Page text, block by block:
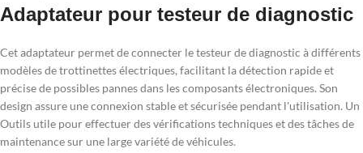
Adaptateur pour testeur de diagnostic
Cet adaptateur permet de connecter le testeur de diagnostic à différents
modèles de trottinettes électriques, facilitant la détection rapide et
précise de possibles pannes dans les composants électroniques. Son
design assure une connexion stable et sécurisée pendant l'utilisation. Un
Outils utile pour effectuer des vérifications techniques et des tâches de
maintenance sur une large variété de véhicules.